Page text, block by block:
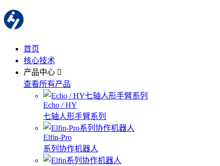
首页
核心技术
产品中心
查看所有产品
Echo / HY
七轴人形手臂系列
Elfin-Pro
系列协作机器人